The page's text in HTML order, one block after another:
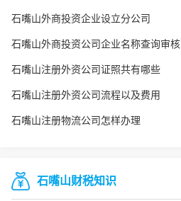
石嘴山外商投资企业设立分公司
石嘴山外商投资公司企业名称查询审核
石嘴山注册外资公司证照共有哪些
石嘴山注册外资公司流程以及费用
石嘴山注册物流公司怎样办理
石嘴山财税知识